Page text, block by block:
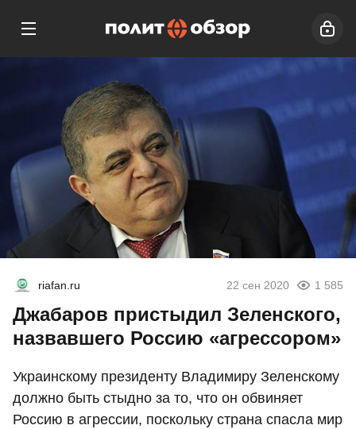
riafan.ru 22 сен 2020 1 585
Джабаров пристыдил Зеленского,
назвавшего Россию «агрессором»
Украинскому президенту Владимиру Зеленскому
должно быть стыдно за то, что он обвиняет
Россию в агрессии, поскольку страна спасла мир